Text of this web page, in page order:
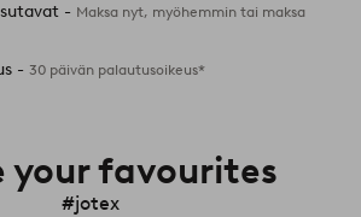
- Maksa nyt, myöhemmin tai maksa
- 30 päivän palautusoikeus*
your favourites
#jotex